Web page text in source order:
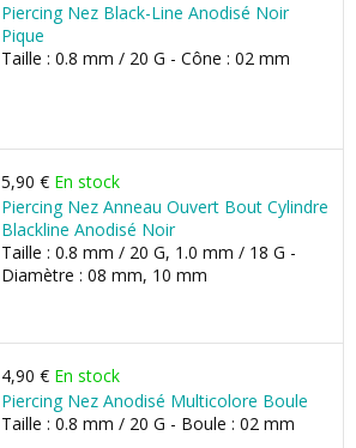
Piercing Nez Black-Line Anodisé Noir
Pique
Taille : 0.8 mm / 20 G - Cône : 02 mm
5,90 € En stock
Piercing Nez Anneau Ouvert Bout Cylindre
Blackline Anodisé Noir
Taille : 0.8 mm / 20 G, 1.0 mm / 18 G -
Diamètre : 08 mm, 10 mm
4,90 € En stock
Piercing Nez Anodisé Multicolore Boule
Taille : 0.8 mm / 20 G - Boule : 02 mm